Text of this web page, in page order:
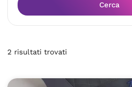
Cerca
2 risultati trovati